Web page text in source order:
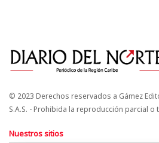
© 2023 Derechos reservados a Gámez
S.A.S. - Prohibida la reproducción parcial
Nuestros sitios